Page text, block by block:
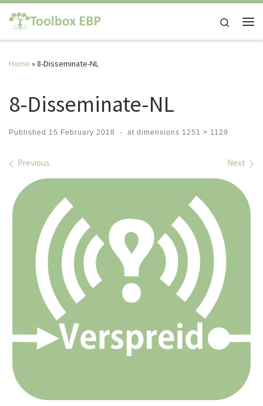
Skip to content
Search
Home »8-Disseminate-NL
8-Disseminate-NL
Published 15 February 2018 - at dimensions 1251 × 1129
Images navigation
Previous Next